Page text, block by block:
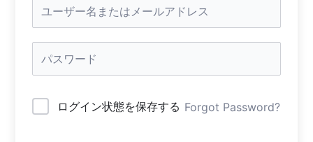
ログイン状態を保存する Forgot Password?